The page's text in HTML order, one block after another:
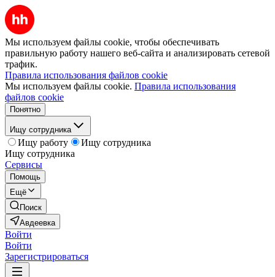
Мы используем файлы cookie, чтобы обеспечивать
правильную работу нашего веб-сайта и анализировать сетевой
трафик.
Правила использования файлов cookie
Мы используем файлы cookie. Правила использования
файлов cookie
Понятно
Ищу сотрудника
Ищу работу
Ищу сотрудника
Ищу сотрудника
Сервисы
Помощь
Ещё
Поиск
Авдеевка
Войти
Войти
Зарегистрироваться